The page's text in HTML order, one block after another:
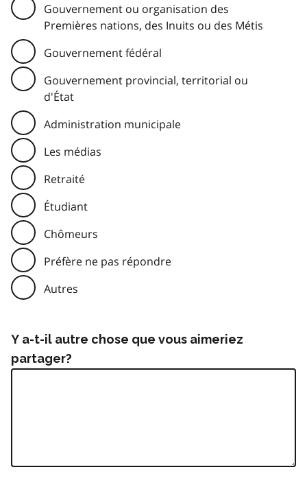
Gouvernement ou organisation des
Premières nations, des Inuits ou des Métis
Gouvernement fédéral
Gouvernement provincial, territorial ou
d'État
Administration municipale
Les médias
Retraité
Étudiant
Chômeurs
Préfère ne pas répondre
Autres
Y a-t-il autre chose que vous aimeriez
partager?